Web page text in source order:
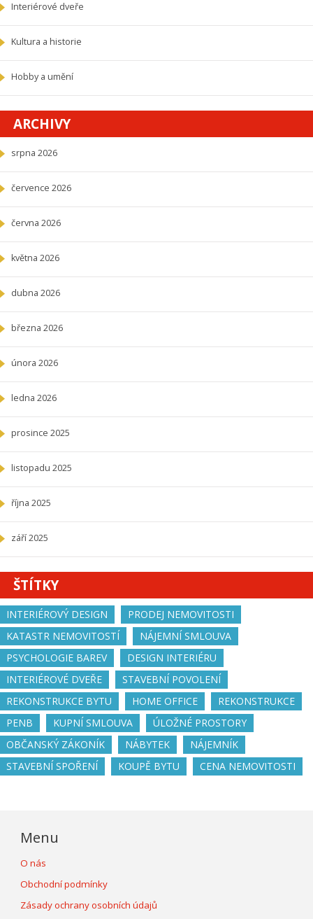
Interiérové dveře
Kultura a historie
Hobby a umění
ARCHIVY
srpna 2026
července 2026
června 2026
května 2026
dubna 2026
března 2026
února 2026
ledna 2026
prosince 2025
listopadu 2025
října 2025
září 2025
ŠTÍTKY
INTERIÉROVÝ DESIGN
PRODEJ NEMOVITOSTI
KATASTR NEMOVITOSTÍ
NÁJEMNÍ SMLOUVA
PSYCHOLOGIE BAREV
DESIGN INTERIÉRU
INTERIÉROVÉ DVEŘE
STAVEBNÍ POVOLENÍ
REKONSTRUKCE BYTU
HOME OFFICE
REKONSTRUKCE
PENB
KUPNÍ SMLOUVA
ÚLOŽNÉ PROSTORY
OBČANSKÝ ZÁKONÍK
NÁBYTEK
NÁJEMNÍK
STAVEBNÍ SPOŘENÍ
KOUPĚ BYTU CENA NEMOVITOSTI
Menu
O nás
Obchodní podmínky
Zásady ochrany osobních údajů